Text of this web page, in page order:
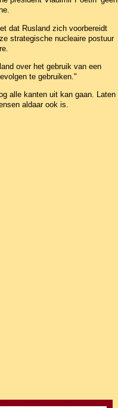
dat Rusland zich voorbereidt
strategische nucleaire postuur
over het gebruik van een
te gebruiken."
alle kanten uit kan gaan. Laten
aldaar ook is.